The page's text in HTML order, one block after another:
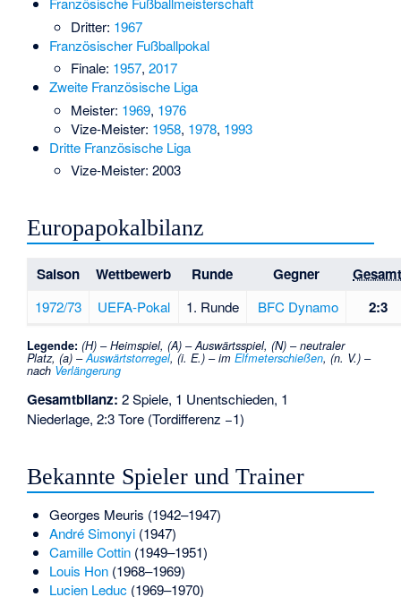
Dritter: 1967
Französischer Fußballpokal
Finale: 1957,2017
Zweite Französische Liga
Meister: 1969, 1976
Vize-Meister: 1958, 1978, 1993
Dritte Französische Liga
Vize-Meister: 2003
Europapokalbilanz
Saison Wettbewerb Runde Gegner
1972/73 UEFA-Pokal 1. Runde BFC Dynamo 2:3
Legende: (H) – Heimspiel, (A) – Auswärtsspiel, (N) – neutraler
Platz, (a) –Auswärtstorregel, (i. E.) – imElfmeterschießen, (n. V.) –
nach Verlängerung
Gesamtbilanz: 2 Spiele, 1 Unentschieden, 1
Niederlage, 2:3 Tore (Tordifferenz −1)
Bekannte Spieler und Trainer
Georges Meuris (1942–1947)
André Simonyi(1947)
Camille Cottin(1949–1951)
Louis Hon(1968–1969)
Lucien Leduc(1969–1970)